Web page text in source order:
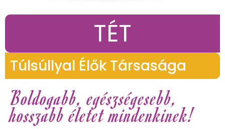
TÉT
Túlsúllyal Élők Társasága
Boldogabb, egészségesebb,
hosszabb életet mindenkinek!